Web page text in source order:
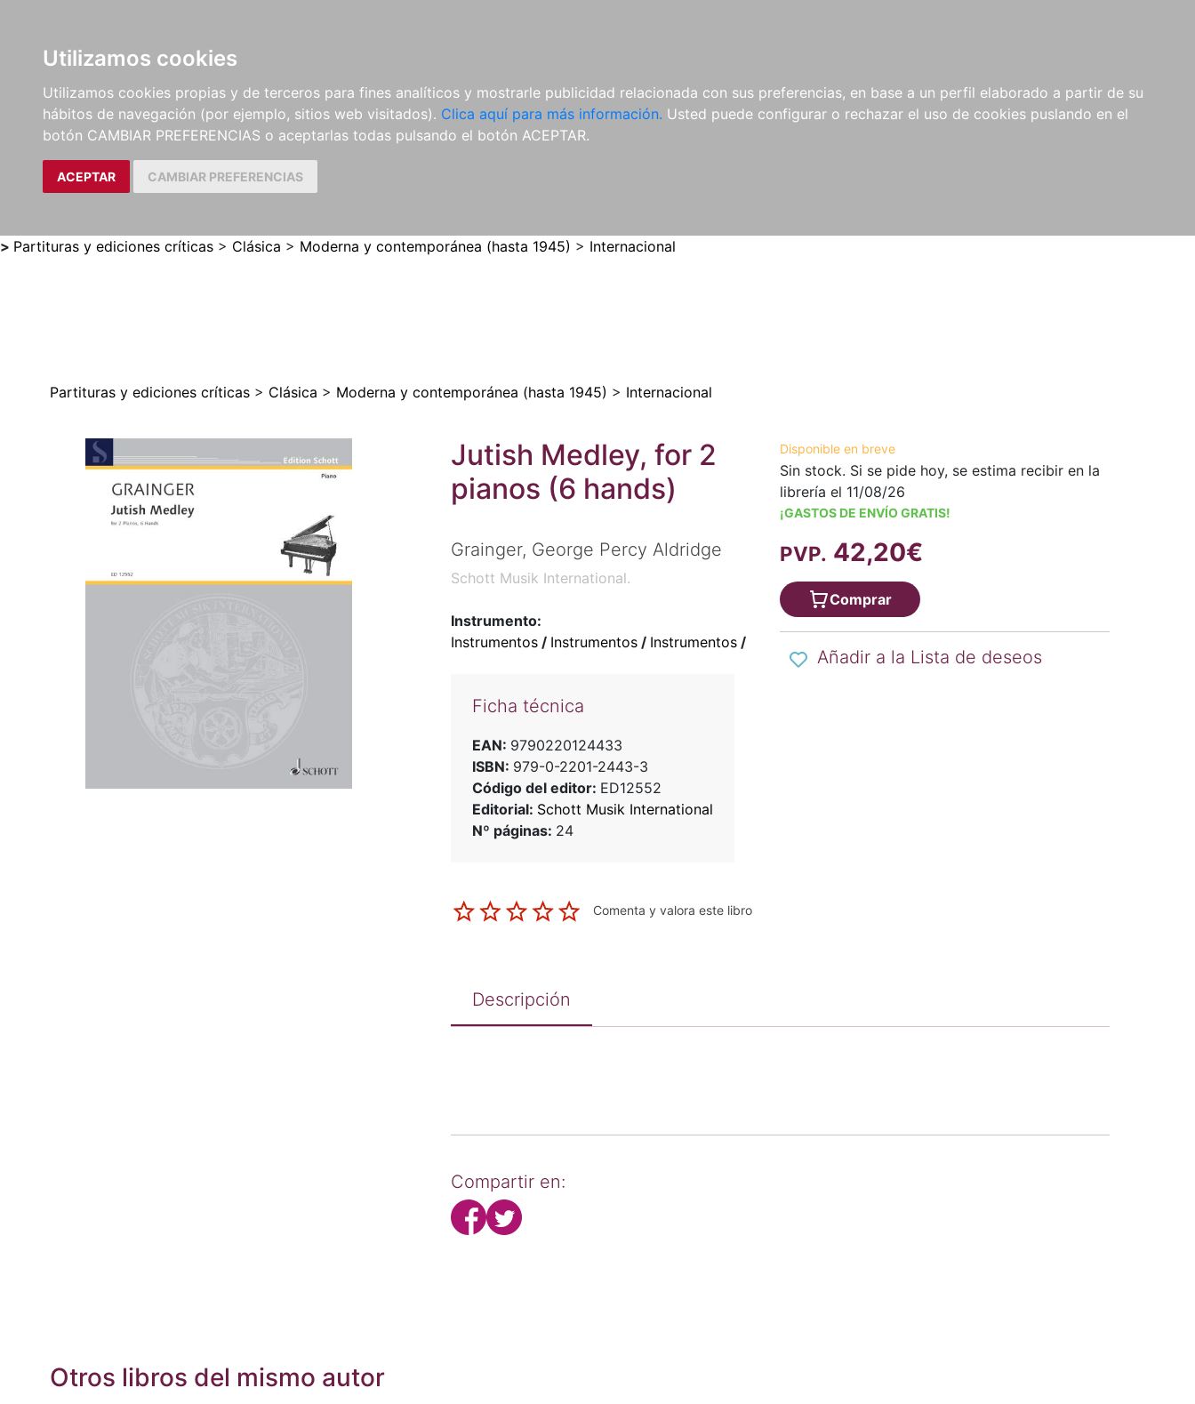
Utilizamos cookies
Utilizamos cookies propias y de terceros para fines analíticos y mostrarle publicidad relacionada con sus preferencias, en base a un perfil elaborado a partir de su
hábitos de navegación (por ejemplo, sitios web visitados). Clica aquí para más información. Usted puede configurar o rechazar el uso de cookies puslando en el
botón CAMBIAR PREFERENCIAS o aceptarlas todas pulsando el botón ACEPTAR.
ACEPTAR CAMBIAR PREFERENCIAS
LIBROS
MÉTODOS Y
EJERCICIOS
PARTITURAS Y EDICIONES
CRÍTICAS
REVISTAS
CDS Y
DVDS
MATERIAL
COMPLEMENTARIO
NOVEDADES NOTICIAS
COMPRAS
INSTITUCIONALES
> Partituras y ediciones críticas > Clásica > Moderna y contemporánea (hasta 1945) > Internacional
Partituras y ediciones críticas > Clásica > Moderna y contemporánea (hasta 1945) > Internacional
Jutish Medley, for 2
pianos (6 hands)
Grainger, George Percy Aldridge
Schott Musik International.
Instrumento:
Instrumentos/ Instrumentos/ Instrumentos/
Ficha técnica
EAN: 9790220124433
ISBN: 979-0-2201-2443-3
Código del editor: ED12552
Editorial: Schott Musik International
Nº páginas: 24
Comenta y valora este libro
Disponible en breve
Sin stock. Si se pide hoy, se estima recibir en la
librería el 11/08/26
¡GASTOS DE ENVÍO GRATIS!
PVP. 42,20€
Comprar
Añadir a la Lista de deseos
Descripción
Compartir en:
Otros libros del mismo autor